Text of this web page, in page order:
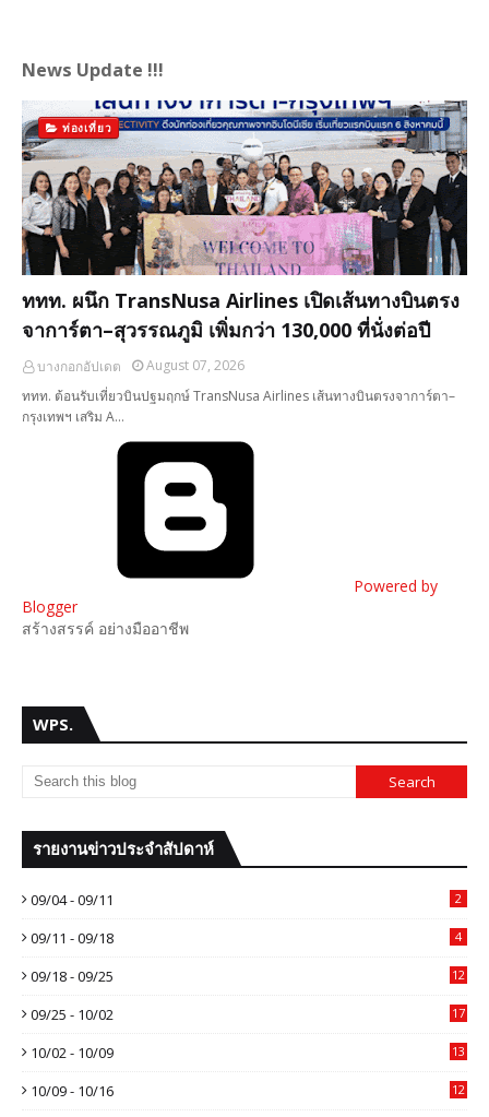
News Update !!!
ท่องเที่ยว
ททท. ผนึก TransNusa Airlines เปิดเส้นทางบินตรง
จาการ์ตา–สุวรรณภูมิ เพิ่มกว่า 130,000 ที่นั่งต่อปี
บางกอกอัปเดต
August 07, 2026
ททท. ต้อนรับเที่ยวบินปฐมฤกษ์ TransNusa Airlines เส้นทางบินตรงจาการ์ตา–
กรุงเทพฯ เสริม A…
Powered by
Blogger
สร้างสรรค์ อย่างมืออาชีพ
WPS.
รายงานข่าวประจำสัปดาห์
09/04 - 09/11 2
09/11 - 09/18 4
09/18 - 09/25 12
09/25 - 10/02 17
10/02 - 10/09 13
10/09 - 10/16 12